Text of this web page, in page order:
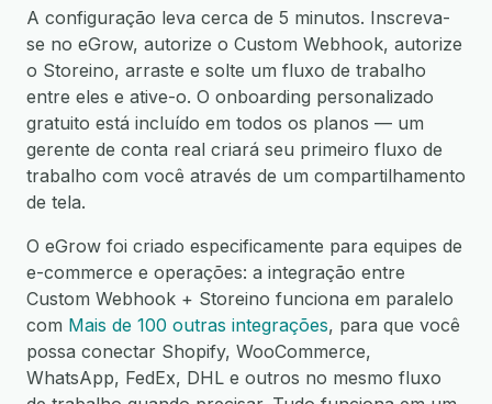
A configuração leva cerca de 5 minutos. Inscreva-
se no eGrow, autorize o Custom Webhook, autorize
o Storeino, arraste e solte um fluxo de trabalho
entre eles e ative-o. O onboarding personalizado
gratuito está incluído em todos os planos — um
gerente de conta real criará seu primeiro fluxo de
trabalho com você através de um compartilhamento
de tela.
O eGrow foi criado especificamente para equipes de
e-commerce e operações: a integração entre
Custom Webhook + Storeino funciona em paralelo
com Mais de 100 outras integrações, para que você
possa conectar Shopify, WooCommerce,
WhatsApp, FedEx, DHL e outros no mesmo fluxo